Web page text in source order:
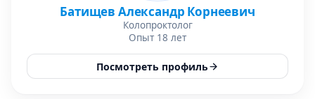
Батищев Александр Корнеевич
Колопроктолог
Опыт 18 лет
Посмотреть профиль